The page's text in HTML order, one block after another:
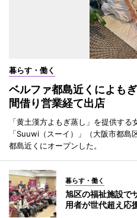
暮らす・働く
ベルファ都島近くによも
間借り営業経て出店
「黄土漢方よもぎ蒸し」を提供す
「Suuwi（スーイ）」（大阪市都
都島近くにオープンした。
暮らす・働く
旭区の福祉施設で
用者が世代超え応